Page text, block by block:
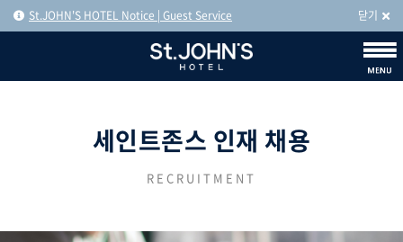
St.JOHN'S HOTEL Notice | Guest Service 닫기
세인트존스 인재 채용
RECRUITMENT